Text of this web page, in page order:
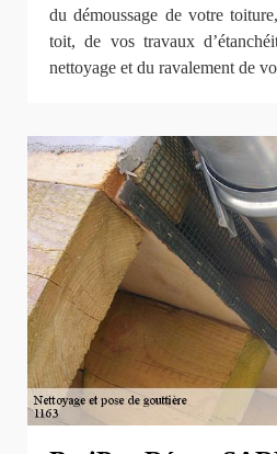
du démoussage de votre
toit, de vos travaux
nettoyage et du ravalement de